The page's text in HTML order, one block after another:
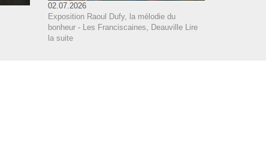
02.07.2026
Exposition Raoul Dufy, la mélodie du
bonheur - Les Franciscaines, Deauville
Lire
la suite